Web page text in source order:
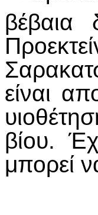
βέβαια
είναι
βίου.
μπορεί